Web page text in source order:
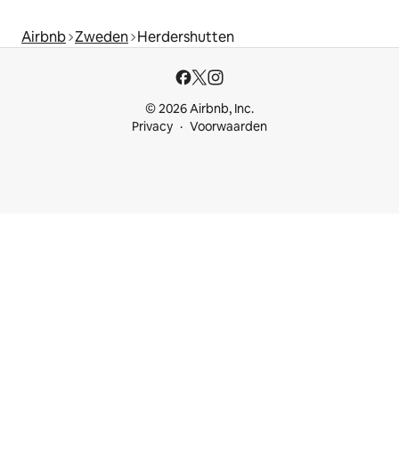
Airbnb Zweden Herdershutten
© 2026 Airbnb, Inc.
Privacy
Voorwaarden